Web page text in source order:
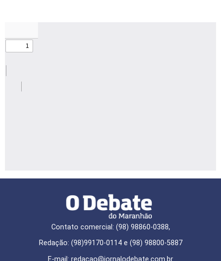
Contato comercial: (98) 98860-0388,
Redação: (98)99170-0114 e (98) 98800-5887
E-mail: redaçao@jornalodebate.com.br